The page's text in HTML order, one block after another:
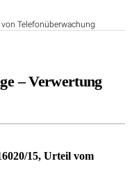
Telefonüberwachung
– Verwertung
15, Urteil vom